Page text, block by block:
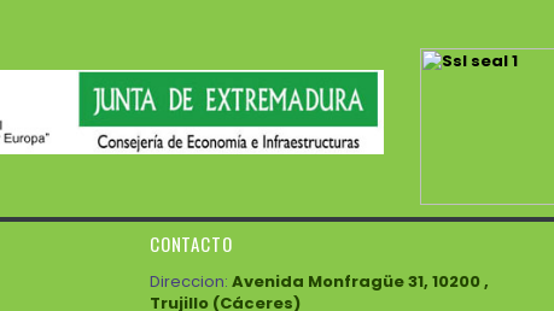
CONTACTO
Direccion: Avenida Monfragüe 31, 10200 ,
Trujillo (Cáceres)